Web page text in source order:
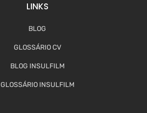
LINKS
BLOG
GLOSSÁRIO CV
BLOG INSULFILM
GLOSSÁRIO INSULFILM